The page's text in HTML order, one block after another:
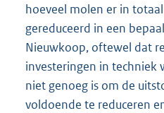
hoeveel molen er in
gereduceerd in een
Nieuwkoop, oftewel dat
investeringen in
niet genoeg is om de
voldoende te reduceren